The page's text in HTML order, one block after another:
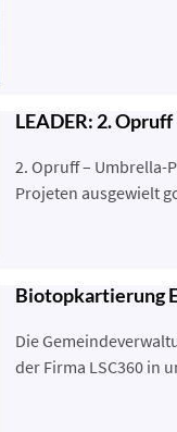
LEADER: 2.
2. Opruff – Umbrella-
Projeten ausgewielt
Biotopkartierung
Die
der Firma LSC360 in